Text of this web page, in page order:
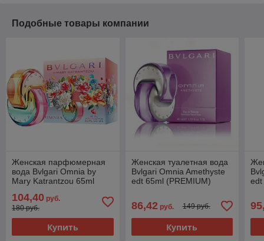
Подобные товары компании
Женская парфюмерная
вода Bvlgari Omnia by
Mary Katrantzou 65ml
104,40 руб.
180 руб.
Купить
Женская туалетная вода
Bvlgari Omnia Amethyste
edt 65ml (PREMIUM)
86,42руб. 149 руб.
Купить
edt